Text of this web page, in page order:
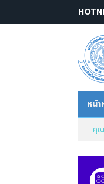
หน้
คุ